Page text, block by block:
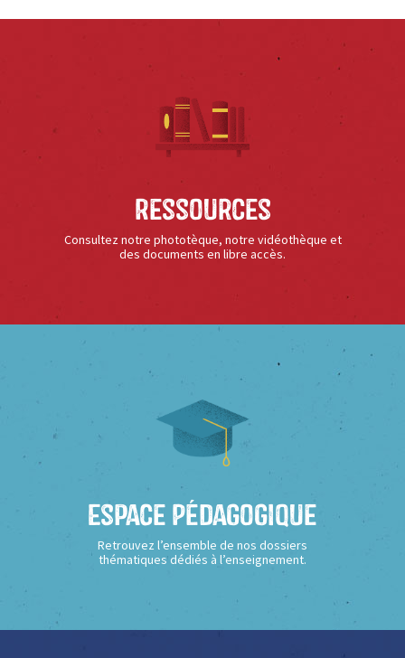
Ressources
Consultez notre phototèque, notre vidéothèque et
des documents en libre accès.
Espace Pédagogique
Retrouvez l’ensemble de nos dossiers
thématiques dédiés à l’enseignement.